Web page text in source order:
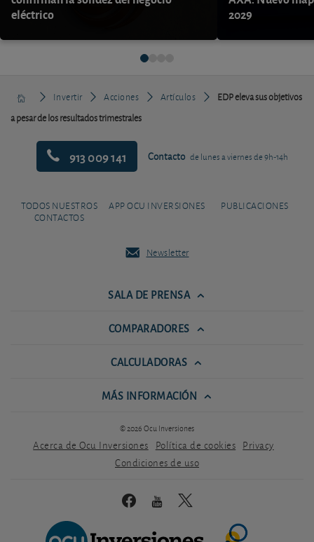
eléctrico
2029
Invertir Acciones Artículos
EDP eleva sus objetivos
a pesar de los resultados trimestrales
913 009 141 Contacto de lunes a viernes de 9h-14h
TODOS NUESTROS
CONTACTOS
APP OCU INVERSIONES PUBLICACIONES
Newsletter
SALA DE PRENSA
COMPARADORES
CALCULADORAS
MÁS INFORMACIÓN
© 2026 Ocu Inversiones
Acerca de Ocu Inversiones Política de cookies Privacy
Condiciones de uso